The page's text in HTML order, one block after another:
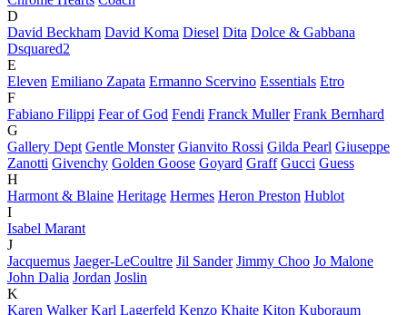
D
David Beckham David Koma Diesel Dita Dolce & Gabbana
Dsquared2
E
Eleven Emiliano Zapata Ermanno Scervino Essentials Etro
F
Fabiano Filippi Fear of God Fendi Franck Muller Frank Bernhard
G
Gallery Dept Gentle Monster Gianvito Rossi Gilda Pearl Giuseppe
Zanotti Givenchy Golden Goose Goyard Graff Gucci Guess
H
Harmont & Blaine Heritage Hermes Heron Preston Hublot
I
Isabel Marant
J
Jacquemus Jaeger-LeCoultre Jil Sander Jimmy Choo Jo Malone
John Dalia Jordan Joslin
K
Karen Walker Karl Lagerfeld Kenzo Khaite Kiton Kuboraum